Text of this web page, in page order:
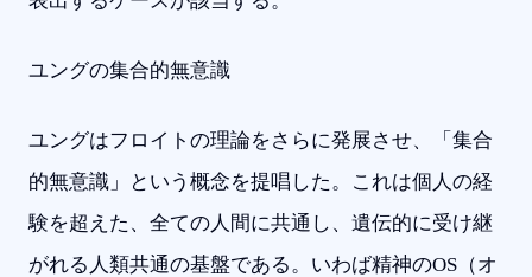
ユングの集合的無意識
ユングはフロイトの理論をさらに発展させ、「集合
的無意識」という概念を提唱した。これは個人の経
験を超えた、全ての人間に共通し、遺伝的に受け継
がれる人類共通の基盤である。いわば精神のOS（オ